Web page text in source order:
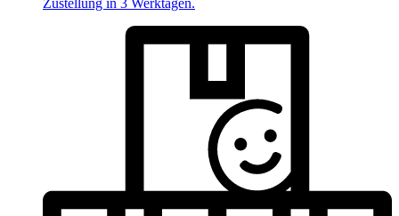
Zustellung in 3 Werktagen.